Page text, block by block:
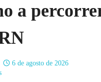
a
6 de agosto de 2026